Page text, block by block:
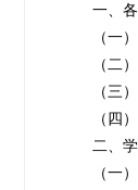
一、
（一
（二
（三
（四
二、
（一